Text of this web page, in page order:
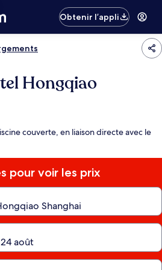
Obtenir l’appli
Hongqiao
couverte, en liaison directe avec le
pour voir les prix